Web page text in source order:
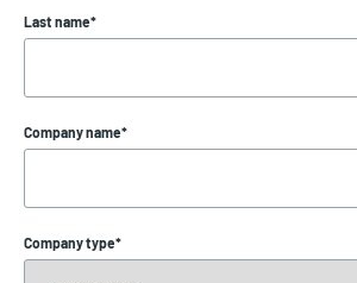
Last name*
Company name*
Company type*